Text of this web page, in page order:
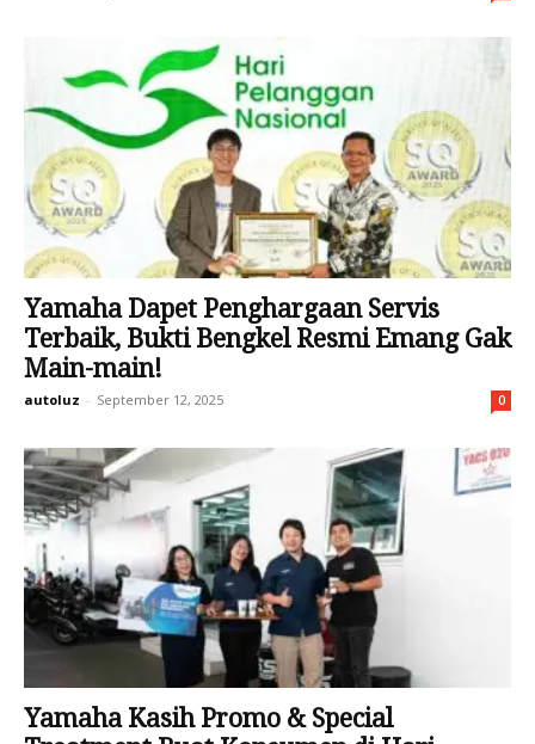
Yamaha Dapet Penghargaan Servis
Terbaik, Bukti Bengkel Resmi Emang Gak
Main-main!
autoluz - September 12, 2025 0
Yamaha Kasih Promo & Special